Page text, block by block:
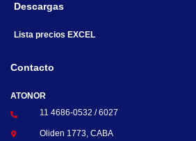
Descargas
Lista precios EXCEL
Contacto
ATONOR
11 4686-0532 / 6027
Oliden 1773, CABA